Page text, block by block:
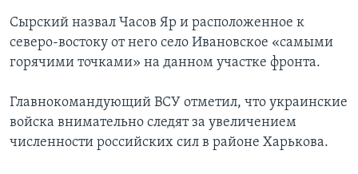
Сырский назвал Часов Яр и расположенное к
северо-востоку от него село Ивановское «самыми
горячими точками» на данном участке фронта.
Главнокомандующий ВСУ отметил, что украинские
войска внимательно следят за увеличением
численности российских сил в районе Харькова.